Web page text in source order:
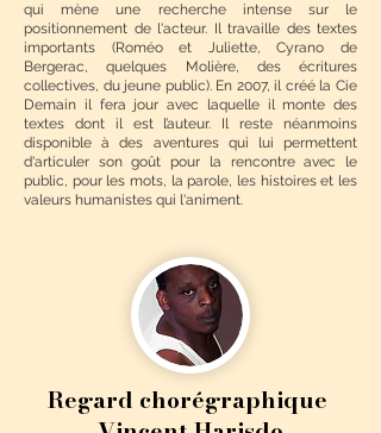
qui mène une recherche intense sur le
positionnement de l'acteur. Il travaille des textes
importants (Roméo et Juliette, Cyrano de
Bergerac, quelques Molière, des écritures
collectives, du jeune public). En 2007, il créé la Cie
Demain il fera jour avec laquelle il monte des
textes dont il est l’auteur. Il reste néanmoins
disponible à des aventures qui lui permettent
d'articuler son goût pour la rencontre avec le
public, pour les mots, la parole, les histoires et les
valeurs humanistes qui l'animent.
Regard chorégraphique